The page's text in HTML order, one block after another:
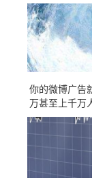
你的微博广告
万甚至上千万
的